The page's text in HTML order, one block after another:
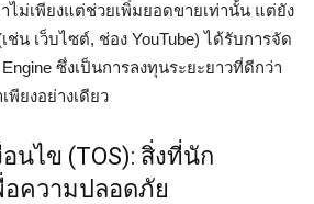
ไม่เพียงแต่ช่วยเพิ่มยอดขายเท่านั้น แต่ยัง
น เว็บไซต์, ช่อง YouTube) ได้รับการจัด
ซึ่งเป็นการลงทุนระยะยาวที่ดีกว่า
ยงอย่างเดียว
นไข (TOS): สิ่งที่นัก
อความปลอดภัย